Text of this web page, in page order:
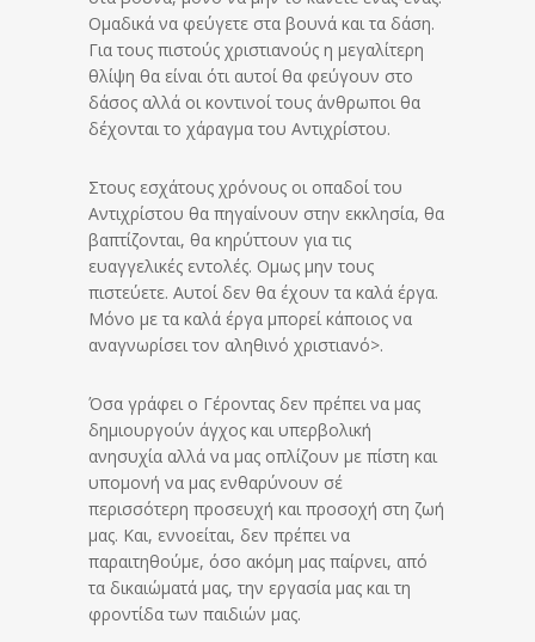
Ομαδικά να φεύγετε στα βουνά και τα δάση.
Για τους πιστούς χριστιανούς η μεγαλίτερη
θλίψη θα είναι ότι αυτοί θα φεύγουν στο
δάσος αλλά οι κοντινοί τους άνθρωποι θα
δέχονται το χάραγμα του Αντιχρίστου.
Στους εσχάτους χρόνους οι οπαδοί του
Αντιχρίστου θα πηγαίνουν στην εκκλησία, θα
βαπτίζονται, θα κηρύττουν για τις
ευαγγελικές εντολές. Ομως μην τους
πιστεύετε. Αυτοί δεν θα έχουν τα καλά έργα.
Μόνο με τα καλά έργα μπορεί κάποιος να
αναγνωρίσει τον αληθινό χριστιανό>.
Όσα γράφει ο Γέροντας δεν πρέπει να μας
δημιουργούν άγχος και υπερβολική
ανησυχία αλλά να μας οπλίζουν με πίστη και
υπομονή να μας ενθαρύνουν σέ
περισσότερη προσευχή και προσοχή στη ζωή
μας. Και, εννοείται, δεν πρέπει να
παραιτηθούμε, όσο ακόμη μας παίρνει, από
τα δικαιώματά μας, την εργασία μας και τη
φροντίδα των παιδιών μας.